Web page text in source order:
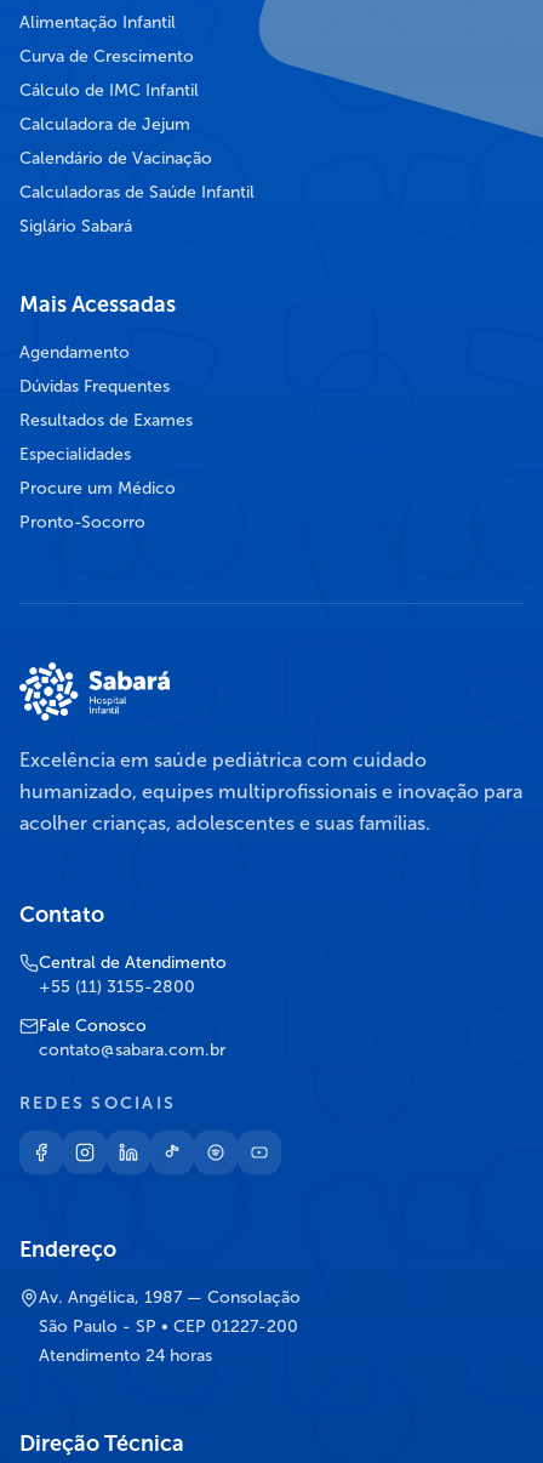
Alimentação Infantil
Curva de Crescimento
Cálculo de IMC Infantil
Calculadora de Jejum
Calendário de Vacinação
Calculadoras de Saúde Infantil
Siglário Sabará
Mais Acessadas
Agendamento
Dúvidas Frequentes
Resultados de Exames
Especialidades
Procure um Médico
Pronto-Socorro
Excelência em saúde pediátrica com cuidado
humanizado, equipes multiprofissionais e inovação para
acolher crianças, adolescentes e suas famílias.
Contato
Central de Atendimento
+55 (11) 3155-2800
Fale Conosco
contato@sabara.com.br
REDES SOCIAIS
Endereço
Av. Angélica, 1987 — Consolação
São Paulo - SP • CEP 01227-200
Atendimento 24 horas
Direção Técnica